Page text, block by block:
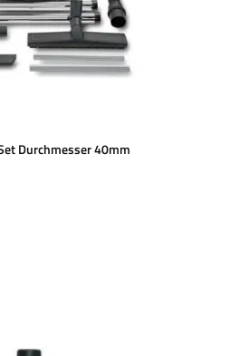
Durchmesser 40mm